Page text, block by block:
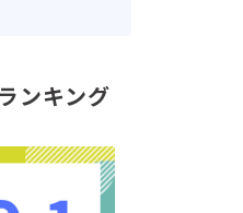
ンキング